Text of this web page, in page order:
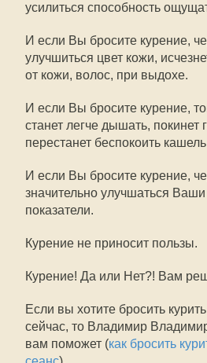
усилиться способность
И если Вы бросите курение,
улучшиться цвет кожи,
от кожи, волос, при выдохе.
И если Вы бросите курение,
станет легче дышать, покинет
перестанет беспокоить
И если Вы бросите курение,
значительно улучшаться
показатели.
Курение не приносит пользы.
Курение! Да или Нет?! Вам
Если вы хотите бросить
сейчас, то Владимир
вам поможет (как бросить